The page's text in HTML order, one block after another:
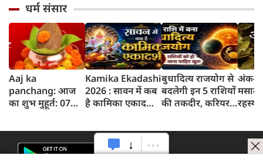
धर्म संसार
Aaj ka
panchang: आज
का शुभ मुहूर्त: 07
और शुभ समय
Kamika Ekadashi
2026 : सावन में कब
है कामिका एकादशी?
विधि और कथा
बुधादित्य राजयोग से
बदलेगी इन 5 राशियों
की तकदीर, करियर
सफलता
अंक-
मसाले
रहस्य